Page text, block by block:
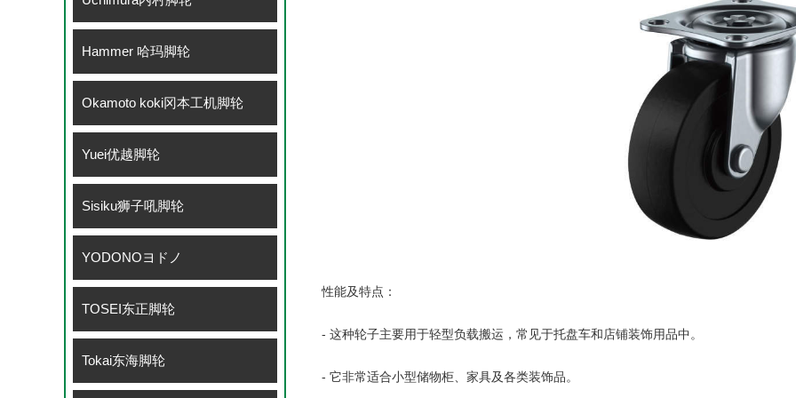
Hammer 哈玛脚轮
Okamoto koki冈本工机脚轮
Yuei优越脚轮
Sisiku狮子吼脚轮
YODONOヨドノ
TOSEI东正脚轮
Tokai东海脚轮
性能及特点：
- 这种轮子主要用于轻型负载搬运，常见于托盘车和店铺装饰用品中。
- 它非常适合小型储物柜、家具及各类装饰品。